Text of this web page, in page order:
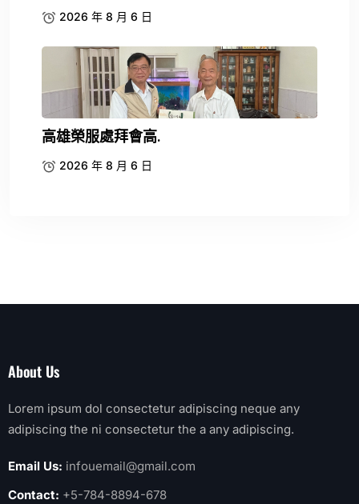
2026 年 8 月 6 日
高雄榮服處拜會高.
2026 年 8 月 6 日
About Us
Lorem ipsum dol consectetur adipiscing neque any
adipiscing the ni consectetur the a any adipiscing.
Email Us: infouemail@gmail.com
Contact: +5-784-8894-678